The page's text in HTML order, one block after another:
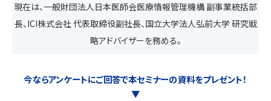
現在は、一般財団法人日本医師会医療情報管理機構 副事業統括部
長、ICI株式会社 代表取締役副社長、国立大学法人弘前大学 研究戦
略アドバイザーを務める。
今ならアンケートにご回答で本セミナーの資料をプレゼント！
▼